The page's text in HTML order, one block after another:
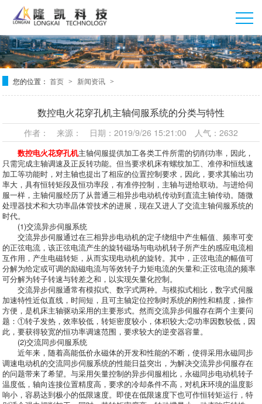
您的位置：首页 > 新闻资讯 >
数控电火花穿孔机主轴伺服系统的分类与特性
作者： 来源： 日期：2019/9/26 15:21:00 人气：2632
数控电火花穿孔机主轴伺服提供加工各类工件所需的切削功率，因此，
只需完成主轴调速及正反转功能。但当要求机床有螺纹加工、准停和恒线速
加工等功能时，对主轴也提出了相应的位置控制要求，因此，要求其输出功
率大，具有恒转矩段及恒功率段，有准停控制，主轴与进给联动。与进给伺
服一样，主轴伺服经历了从普通三相异步电动机传动到直流主轴传动。随微
处理器技术和大功率晶体管技术的进展，现在又进人了交流主轴伺服系统的
时代。
(1)交流异步伺服系统
交流异步伺服通过在三相异步电动机的定子绕组中产生幅值、频率可变
的正弦电流，该正弦电流产生的旋转磁场与电动机转子所产生的感应电流相
互作用，产生电磁转矩，从而实现电动机的旋转。其中，正弦电流的幅值可
分解为给定或可调的励磁电流与等效转子力矩电流的矢量和;正弦电流的频率
可分解为转子转速与转差之和，以实现矢量化控制。
交流异步伺服通常有模拟式、数字式两种。与模拟式相比，数字式伺服
加速特性近似直线，时间短，且可主轴定位控制时系统的刚性和精度，操作
方便，是机床主轴驱动采用的主要形式。然而交流异步伺服存在两个主要问
题：①转子发热，效率较低，转矩密度较小，体积较大;②功率因数较低，因
此，要获得较宽的恒功率调速范围，要求较大的逆变器容量。
(2)交流同步伺服系统
近年来，随着高能低价永磁体的开发和性能的不断，使得采用永磁同步
调速电动机的交流同步伺服系统的性能日益突出，为解决交流异步伺服存在
的问题带来了希望。与采用矢量控制的异步伺服相比，永磁同步电动机转子
温度低，轴向连接位置精度高，要求的冷却条件不高，对机床环境的温度影
响小，容易达到极小的低限速度。即使在低限速度下也可作恒转矩运行，特